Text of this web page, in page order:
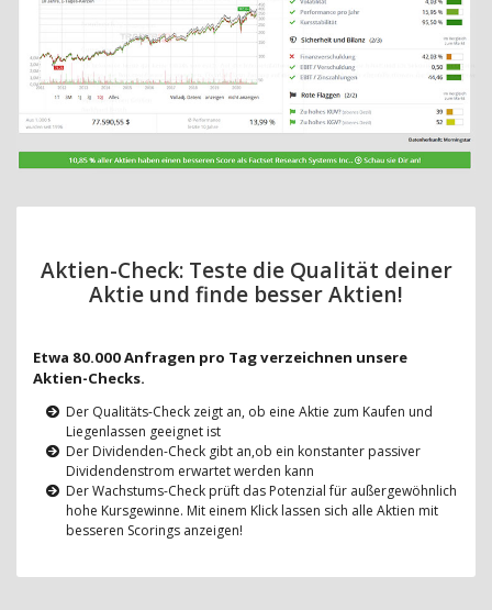
Aktien-Check: Teste die Qualität deiner
Aktie und finde besser Aktien!
Etwa 80.000 Anfragen pro Tag verzeichnen unsere
Aktien-Checks.
Der Qualitäts-Check zeigt an, ob eine Aktie zum Kaufen und
Liegenlassen geeignet ist
Der Dividenden-Check gibt an,ob ein konstanter passiver
Dividendenstrom erwartet werden kann
Der Wachstums-Check prüft das Potenzial für außergewöhnlich
hohe Kursgewinne. Mit einem Klick lassen sich alle Aktien mit
besseren Scorings anzeigen!